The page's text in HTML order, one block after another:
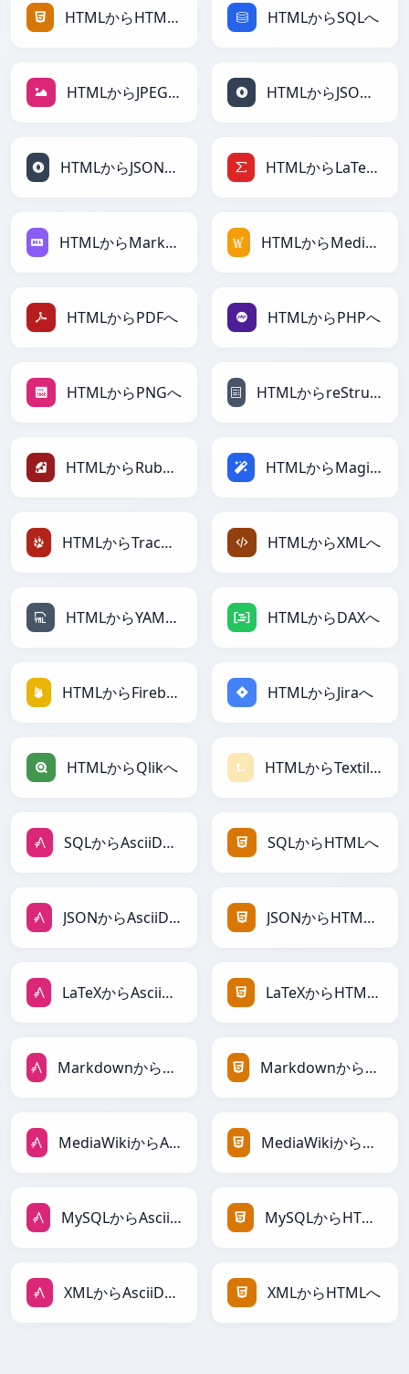
HTMLからHTMLへ HTMLからSQLへ
HTMLからJPEGへ HTMLからJSONへ
HTMLからJSONLinesへ HTMLからLaTeXへ
HTMLからMarkdownへ HTMLからMediaWikiへ
HTMLからPDFへ HTMLからPHPへ
HTMLからPNGへ HTMLからreStructuredTextへ
HTMLからRubyへ HTMLからMagicへ
HTMLからTracWikiへ HTMLからXMLへ
HTMLからYAMLへ HTMLからDAXへ
HTMLからFirebaseへ HTMLからJiraへ
HTMLからQlikへ HTMLからTextileへ
SQLからAsciiDocへ SQLからHTMLへ
JSONからAsciiDocへ JSONからHTMLへ
LaTeXからAsciiDocへ LaTeXからHTMLへ
MarkdownからAsciiDocへ MarkdownからHTMLへ
MediaWikiからAsciiDocへ MediaWikiからHTMLへ
MySQLからAsciiDocへ MySQLからHTMLへ
XMLからAsciiDocへ XMLからHTMLへ